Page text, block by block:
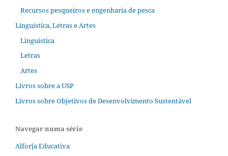
Recursos pesqueiros e engenharia de pesca
Linguística, Letras e Artes
Linguística
Letras
Artes
Livros sobre a USP
Livros sobre Objetivos de Desenvolvimento Sustentável
Navegar numa série
Alforja Educativa